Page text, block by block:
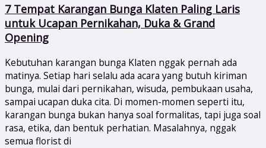
7 Tempat Karangan Bunga Klaten Paling Laris
untuk Ucapan Pernikahan, Duka & Grand
Opening
Kebutuhan karangan bunga Klaten nggak pernah ada
matinya. Setiap hari selalu ada acara yang butuh kiriman
bunga, mulai dari pernikahan, wisuda, pembukaan usaha,
sampai ucapan duka cita. Di momen-momen seperti itu,
karangan bunga bukan hanya soal formalitas, tapi juga soal
rasa, etika, dan bentuk perhatian. Masalahnya, nggak
semua florist di